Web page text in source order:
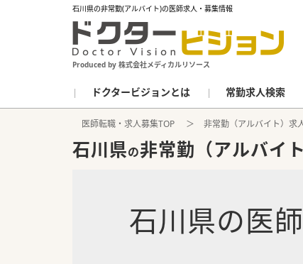
石川県の非常勤(アルバイト)の医師求人・募集情報
Produced by 株式会社メディカルリソース
ドクタービジョンとは 常勤求人検索
医師転職・求人募集TOP 非常勤（アルバイト）求
石川県の非常勤（アルバイ
石川県の医